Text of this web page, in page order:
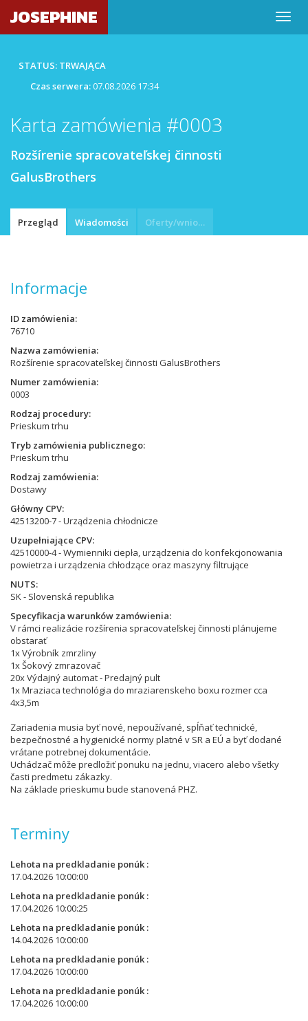
JOSEPHINE
STATUS: TRWAJĄCA
Czas serwera:07.08.2026 17:34
Karta zamówienia #0003
Rozšírenie spracovateľskej činnosti
GalusBrothers
Przegląd Wiadomości Oferty/wnioski
Informacje
ID zamówienia
76710
Nazwa zamówienia
Rozšírenie spracovateľskej činnosti GalusBrothers
Numer zamówienia
0003
Rodzaj procedury
Prieskum trhu
Tryb zamówienia publicznego
Prieskum trhu
Rodzaj zamówienia
Dostawy
Główny CPV
42513200-7 - Urządzenia chłodnicze
Uzupełniające CPV
42510000-4 - Wymienniki ciepła, urządzenia do konfekcjonowania
powietrza i urządzenia chłodzące oraz maszyny filtrujące
NUTS
SK - Slovenská republika
Specyfikacja warunków zamówienia
V rámci realizácie rozšírenia spracovateľskej činnosti plánujeme
obstarať
1x Výrobník zmrzliny
1x Šokový zmrazovač
20x Výdajný automat - Predajný pult
1x Mraziaca technológia do mraziarenskeho boxu rozmer cca
4x3,5m
Zariadenia musia byť nové, nepoužívané, spĺňať technické,
bezpečnostné a hygienické normy platné v SR a EÚ a byť dodané
vrátane potrebnej dokumentácie.
Uchádzač môže predložiť ponuku na jednu, viacero alebo všetky
časti predmetu zákazky.
Na základe prieskumu bude stanovená PHZ.
Terminy
Lehota na predkladanie ponúk
17.04.2026 10:00:00
Lehota na predkladanie ponúk
17.04.2026 10:00:25
Lehota na predkladanie ponúk
14.04.2026 10:00:00
Lehota na predkladanie ponúk
17.04.2026 10:00:00
Lehota na predkladanie ponúk
17.04.2026 10:00:00